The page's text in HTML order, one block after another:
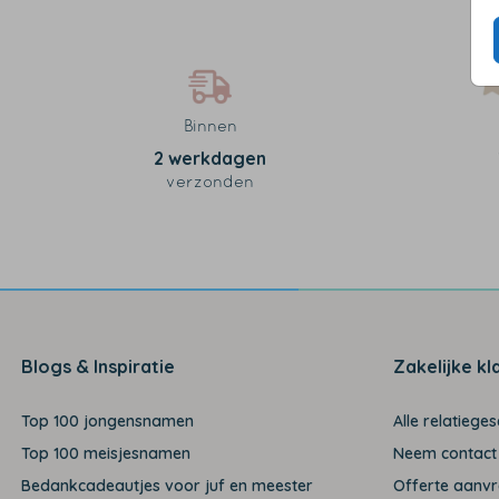
Binnen
2 werkdagen
verzonden
Blogs & Inspiratie
Top 100 jongensnamen
Top 100 meisjesnamen
Bedankcadeautjes voor juf en meester
Zakelijke
Alle
Neem
Offerte